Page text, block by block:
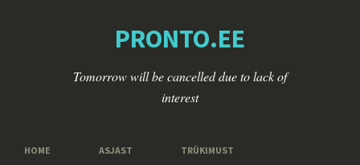
PRONTO.EE
Tomorrow will be cancelled due to lack of
interest
HOME ASJAST TRÜKIMUST